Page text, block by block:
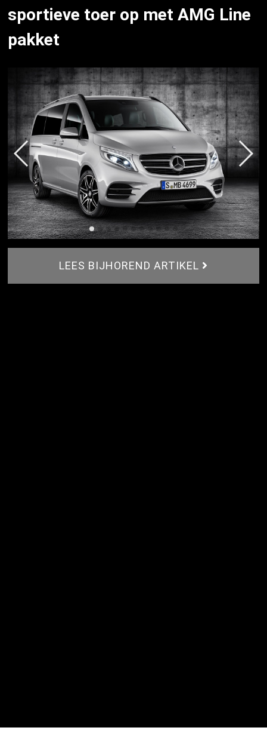
sportieve toer op met AMG Line
pakket
LEES BIJHOREND ARTIKEL